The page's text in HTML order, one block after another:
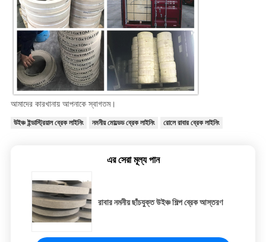
আমাদের কারখানায় আপনাকে স্বাগতম।
উইঞ্চ ইন্ডাস্ট্রিয়াল ব্রেক লাইনিং নমনীয় মোল্ডেড ব্রেক লাইনিং রোলে রাবার ব্রেক লাইনিং
এর সেরা মূল্য পান
রাবার নমনীয় ছাঁচযুক্ত উইঞ্চ শিল্প ব্রেক আস্তরণ